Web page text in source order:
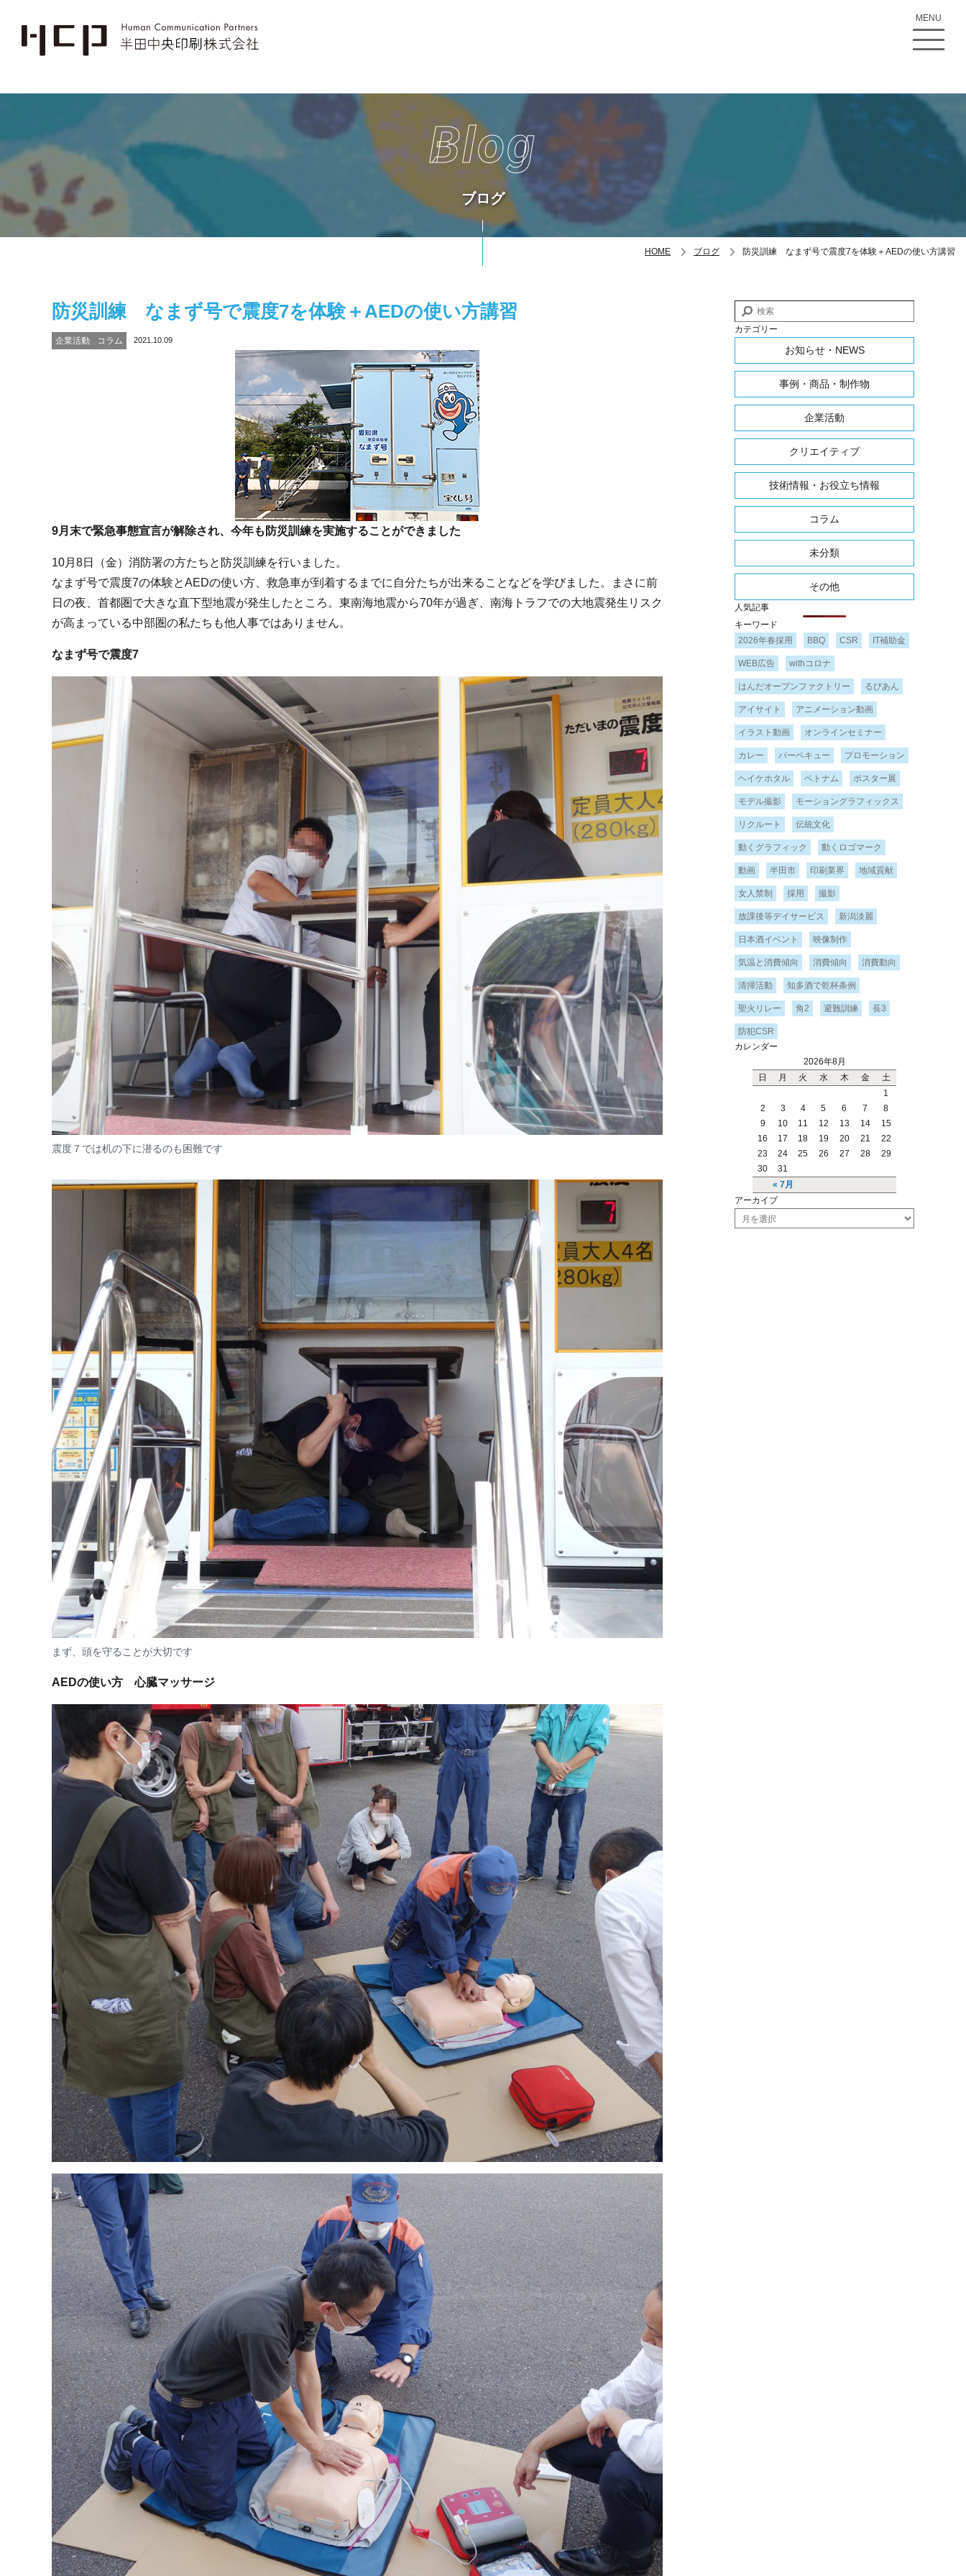
MENU
Blog
ブログ
HOME ブログ 防災訓練 なまず号で震度7を体験＋AEDの使い方講習
防災訓練 なまず号で震度7を体験＋AEDの使い方講習
企業活動 コラム 2021.10.09
9月末で緊急事態宣言が解除され、今年も防災訓練を実施することができました
10月8日（金）消防署の方たちと防災訓練を行いました。
なまず号で震度7の体験とAEDの使い方、救急車が到着するまでに自分たちが出来ることなどを学びました。まさに前
日の夜、首都圏で大きな直下型地震が発生したところ。東南海地震から70年が過ぎ、南海トラフでの大地震発生リスク
が高まっている中部圏の私たちも他人事ではありません。
なまず号で震度7
震度７では机の下に潜るのも困難です
まず、頭を守ることが大切です
AEDの使い方 心臓マッサージ
カテゴリー
お知らせ・NEWS
事例・商品・制作物
企業活動
クリエイティブ
技術情報・お役立ち情報
コラム
未分類
その他
人気記事
キーワード
2026年春採用
BBQ CSR IT補助金
WEB広告 withコロナ
はんだオープンファクトリー るびあん
アイサイト アニメーション動画
イラスト動画 オンラインセミナー
カレー バーベキュー プロモーション
ヘイケホタル ベトナム ポスター展
モデル撮影 モーショングラフィックス
リクルート 伝統文化
動くグラフィック 動くロゴマーク
動画 半田市 印刷業界 地域貢献
女人禁制 採用 撮影
放課後等デイサービス 新潟淡麗
日本酒イベント 映像制作
気温と消費傾向 消費傾向 消費動向
清掃活動 知多酒で乾杯条例
聖火リレー 角2 避難訓練 長3
防犯CSR
カレンダー
2026年8月
日
月 火 水 木 金 土
« 7月
1
2
3 4 5 6 7
8
9
10 11 12 13 14
15
16
17 18 19 20 21
22
23
24 25 26 27 28
29
30
31
アーカイブ
ー